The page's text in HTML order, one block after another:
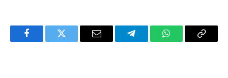
FacebookTwitter Email TelegramWhatsAppCopy